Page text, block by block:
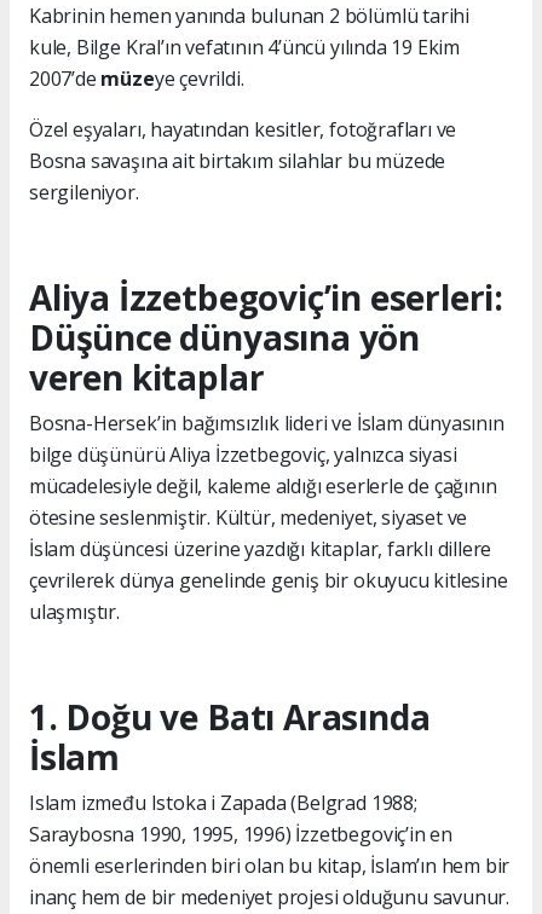
Kabrinin hemen yanında bulunan 2 bölümlü tarihi
kule, Bilge Kral’ın vefatının 4’üncü yılında 19 Ekim
2007’de müzeye çevrildi.
Özel eşyaları, hayatından kesitler, fotoğrafları ve
Bosna savaşına ait birtakım silahlar bu müzede
sergileniyor.
Aliya İzzetbegoviç’in eserleri:
Düşünce dünyasına yön
veren kitaplar
Bosna-Hersek’in bağımsızlık lideri ve İslam dünyasının
bilge düşünürü Aliya İzzetbegoviç, yalnızca siyasi
mücadelesiyle değil, kaleme aldığı eserlerle de çağının
ötesine seslenmiştir. Kültür, medeniyet, siyaset ve
İslam düşüncesi üzerine yazdığı kitaplar, farklı dillere
çevrilerek dünya genelinde geniş bir okuyucu kitlesine
ulaşmıştır.
1. Doğu ve Batı Arasında
İslam
Islam između Istoka i Zapada (Belgrad 1988;
Saraybosna 1990, 1995, 1996) İzzetbegoviç’in en
önemli eserlerinden biri olan bu kitap, İslam’ın hem bir
inanç hem de bir medeniyet projesi olduğunu savunur.